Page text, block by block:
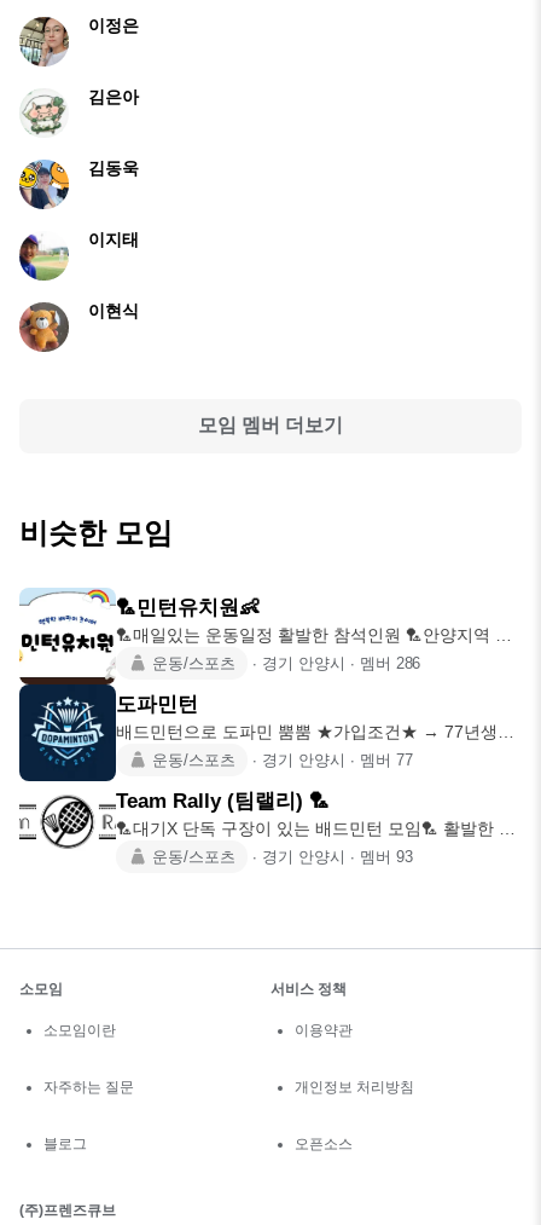
이정은
김은아
김동욱
이지태
이현식
모임 멤버 더보기
비슷한 모임
🏸민턴유치원👶
🏸매일있는 운동일정 활발한 참석인원 🏸안양지역 최
대규모 배린이 놀이터 🏸
운동/스포츠 ∙ 경기 안양시 ∙ 멤버 286
도파민턴
배드민턴으로 도파민 뿜뿜 ★가입조건★ → 77년생이
하 → 구력 2
운동/스포츠 ∙ 경기 안양시 ∙ 멤버 77
Team Rally (팀랠리) 🏸
🏸대기X 단독 구장이 있는 배드민턴 모임🏸 활발한 참
석 인원👍 여름에
운동/스포츠 ∙ 경기 안양시 ∙ 멤버 93
소모임
소모임이란
자주하는 질문
블로그
서비스 정책
이용약관
개인정보 처리방침
오픈소스
(주)프렌즈큐브